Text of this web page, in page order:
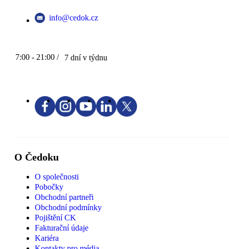
info@cedok.cz
7:00 - 21:00 / 7 dní v týdnu
O Čedoku
O společnosti
Pobočky
Obchodní partneři
Obchodní podmínky
Pojištění CK
Fakturační údaje
Kariéra